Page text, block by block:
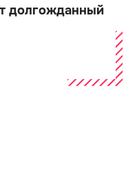
долгожданный